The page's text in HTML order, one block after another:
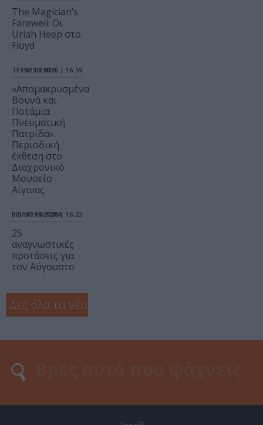
The Magician’s
Farewell: Οι
Uriah Heep στο
Floyd
ΤΕΧΝΕΣ / ΝΕΑ
07.08.2026 | 16.59
«Απομακρυσμένα
Βουνά και
Ποτάμια:
Πνευματική
Πατρίδα»:
Περιοδική
έκθεση στο
Διαχρονικό
Μουσείο
Αίγινας
ΒΙΒΛΙΟ / ΑΡΘΡΑ
07.08.2026 | 16.23
25
αναγνωστικές
προτάσεις για
τον Αύγουστο
Δες όλα τα νέα